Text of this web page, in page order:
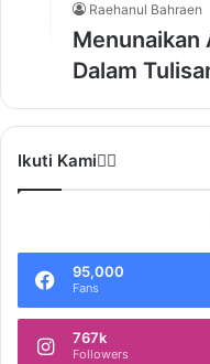
Raehanul Bahraen
Menunaikan
Dalam
Ikuti Kami❤️‍🔥
95,000
Fans
767k
Followers